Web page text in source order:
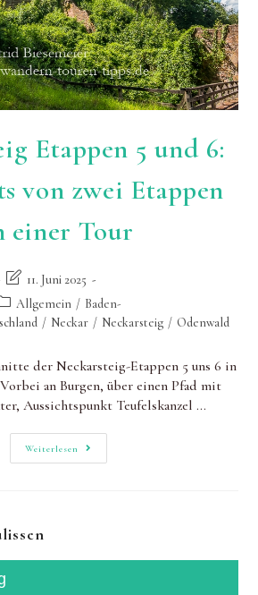
Etappen 5 und 6:
von zwei Etappen
einer Tour
Beitrag
zuletzt
geändert
11. Juni 2025
Allgemein / Baden-
/ Neckar / Neckarsteig / Odenwald
der Neckarsteig-Etappen 5 uns 6 in
an Burgen, über einen Pfad mit
Aussichtspunkt Teufelskanzel ...
Weiterlesen
Neckarsteig
Etappen
In